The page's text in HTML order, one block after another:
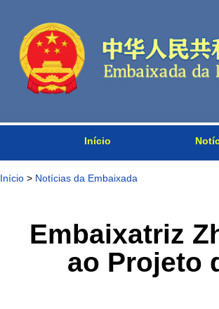
Início
Início > Notícias da Embaixada
Embaixatriz
ao Projeto